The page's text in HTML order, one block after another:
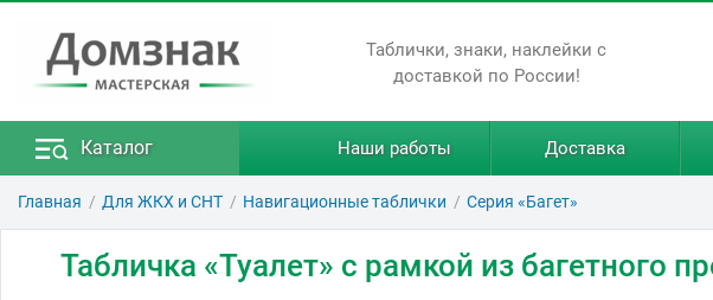
Таблички, знаки, наклейки с
доставкой по России!
Каталог Наши работы Доставка
Главная Для ЖКХ и СНТ Навигационные таблички Серия «Багет»
Табличка «Туалет» с рамкой из багетного